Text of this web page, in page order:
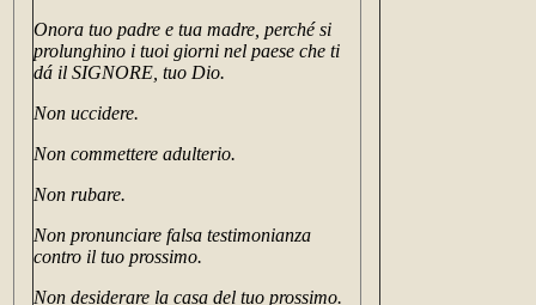
Onora tuo padre e tua madre, perché si
prolunghino i tuoi giorni nel paese che ti
dá il SIGNORE, tuo Dio.
Non uccidere.
Non commettere adulterio.
Non rubare.
Non pronunciare falsa testimonianza
contro il tuo prossimo.
Non desiderare la casa del tuo prossimo.